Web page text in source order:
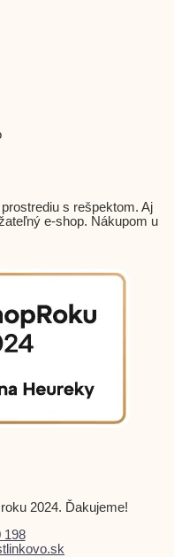
s rešpektom. Aj
e-shop. Nákupom u
2024. Ďakujeme!
198